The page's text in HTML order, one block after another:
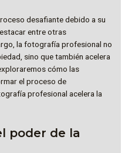
desafiante debido a su
entre otras
la fotografía profesional no
sino que también acelera
cómo las
el proceso de
profesional acelera la
poder de la